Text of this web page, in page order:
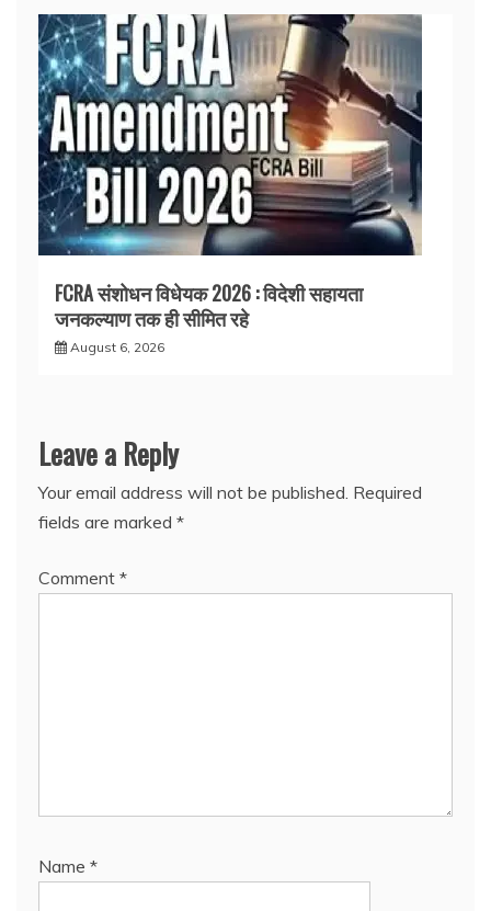
FCRA संशोधन विधेयक 2026 : विदेशी सहायता
जनकल्याण तक ही सीमित रहे
August 6, 2026
Leave a Reply
Your email address will not be published. Required
fields are marked *
Comment *
Name *